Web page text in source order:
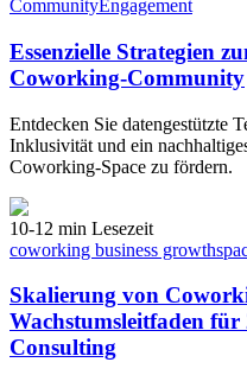
CommunityEngagement
Essenzielle Strategien
Coworking-Community
Entdecken Sie datengestützte
Inklusivität und ein
Coworking-Space zu fördern.
10-12 min Lesezeit
coworking business growth
Skalierung von
Wachstumsleitfaden
Consulting